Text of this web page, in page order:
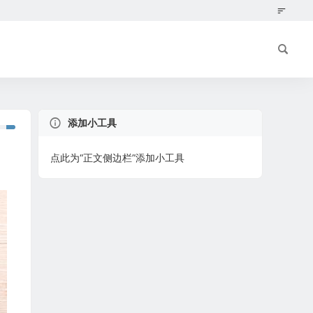
添加小工具
点此为“正文侧边栏”添加小工具